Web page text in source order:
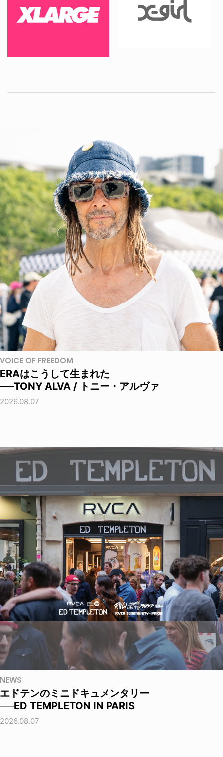
VOICE OF FREEDOM
ERAはこうして生まれた
──TONY ALVA / トニー・アルヴァ
2026.08.07
NEWS
エドテンのミニドキュメンタリー
──ED TEMPLETON IN PARIS
2026.08.07